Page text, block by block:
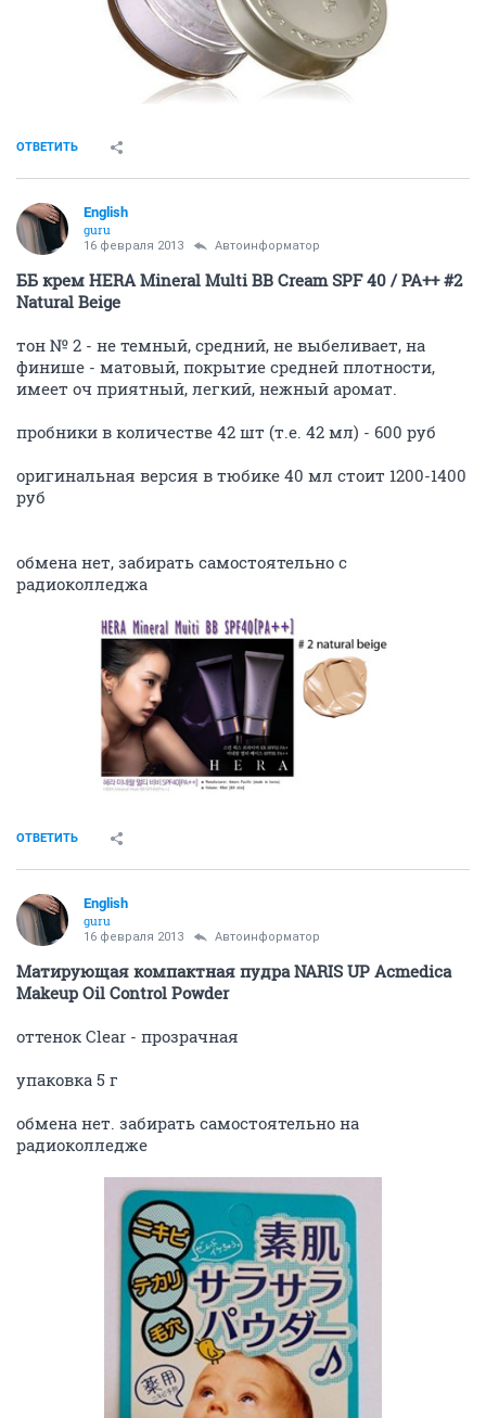
ОТВЕТИТЬ
English
guru
16 февраля 2013 Автоинформатор
ББ крем HERA Mineral Multi BB Cream SPF 40 / PA++ #2
Natural Beige
тон № 2 - не темный, средний, не выбеливает, на
финише - матовый, покрытие средней плотности,
имеет оч приятный, легкий, нежный аромат.
пробники в количестве 42 шт (т.е. 42 мл) - 600 руб
оригинальная версия в тюбике 40 мл стоит 1200-1400
руб
обмена нет, забирать самостоятельно с
радиоколледжа
ОТВЕТИТЬ
English
guru
16 февраля 2013 Автоинформатор
Матирующая компактная пудра NARIS UP Acmedica
Makeup Oil Control Powder
оттенок Clear - прозрачная
упаковка 5 г
обмена нет. забирать самостоятельно на
радиоколледже